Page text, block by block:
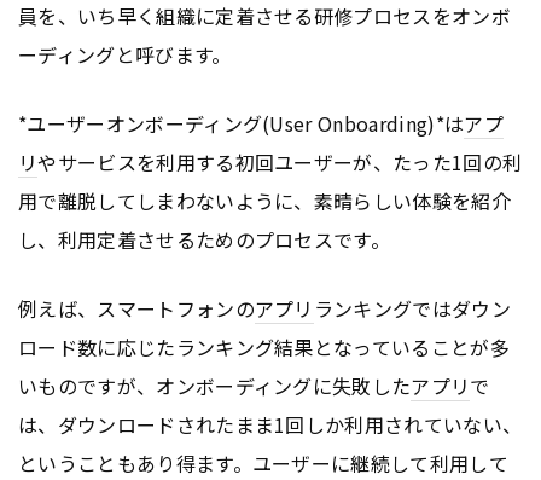
員を、いち早く組織に定着させる研修プロセスをオンボ
ーディングと呼びます。
*ユーザーオンボーディング(User Onboarding)*はアプ
リやサービスを利用する初回ユーザーが、たった1回の利
用で離脱してしまわないように、素晴らしい体験を紹介
し、利用定着させるためのプロセスです。
例えば、スマートフォンのアプリ ランキングではダウン
ロード数に応じたランキング結果となっていることが多
いものですが、オンボーディングに失敗したアプリで
は、ダウンロードされたまま1回しか利用されていない、
ということもあり得ます。ユーザーに継続して利用して